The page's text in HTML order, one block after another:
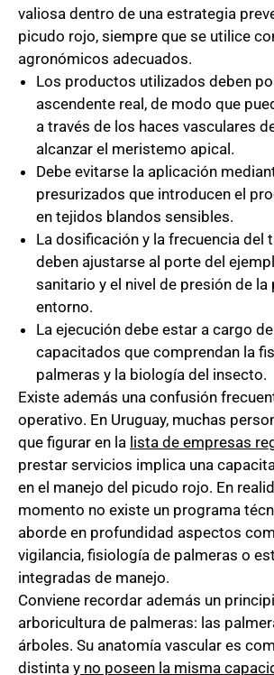
valiosa dentro de una estrategia
picudo rojo, siempre que se utilice
agronómicos adecuados.
Los productos utilizados deben
ascendente real, de modo que
a través de los haces vasculares
alcanzar el meristemo apical.
Debe evitarse la aplicación
presurizados que introducen el
en tejidos blandos sensibles.
La dosificación y la frecuencia del
deben ajustarse al porte del
sanitario y el nivel de presión de la
entorno.
La ejecución debe estar a cargo
capacitados que comprendan la
palmeras y la biología del insecto.
Existe además una confusión
operativo. En Uruguay, muchas
que figurar en la lista de empresas
prestar servicios implica una
en el manejo del picudo rojo. En
momento no existe un programa
aborde en profundidad aspectos
vigilancia, fisiología de palmeras o
integradas de manejo.
Conviene recordar además un
arboricultura de palmeras: las
árboles. Su anatomía vascular es
distinta y no poseen la misma